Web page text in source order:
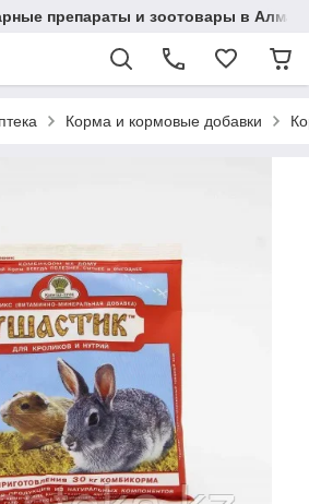
препараты и зоотовары в
Корма и кормовые добавки